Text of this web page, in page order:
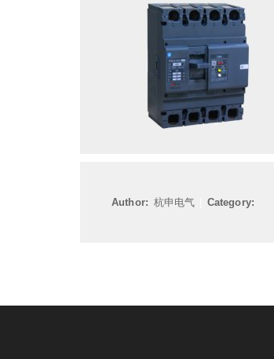
Author: 杭申电气| Category: